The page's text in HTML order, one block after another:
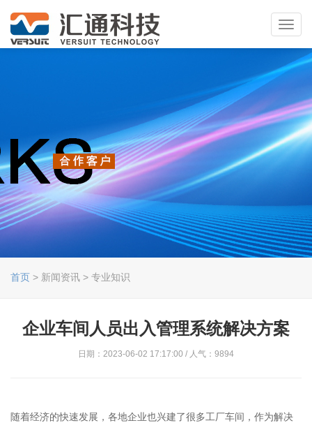
首页 > 新闻资讯 > 专业知识
企业车间人员出入管理系统解决方案
日期：2023-06-02 17:17:00 / 人气：9894
随着经济的快速发展，各地企业也兴建了很多工厂车间，作为解决